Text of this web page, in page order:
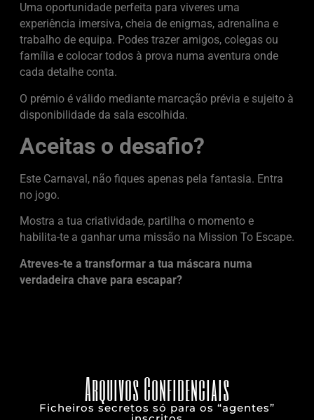
Uma oportunidade perfeita para viveres uma
experiência imersiva, cheia de enigmas, adrenalina e
trabalho de equipa. Podes trazer amigos, colegas ou
família e colocar todos à prova numa aventura onde
cada detalhe conta.
O prémio é válido mediante marcação prévia e sujeito à
disponibilidade da sala escolhida.
Aceitas o desafio?
Este Carnaval, não fiques apenas pela fantasia. Entra
no jogo.
Mostra a tua criatividade, partilha o momento e
habilita-te a ganhar uma missão na Mission To Escape.
Atreves-te a transformar a tua máscara numa
verdadeira chave para escapar?
Arquivos Confidenciais
Ficheiros secretos só para os “agentes”